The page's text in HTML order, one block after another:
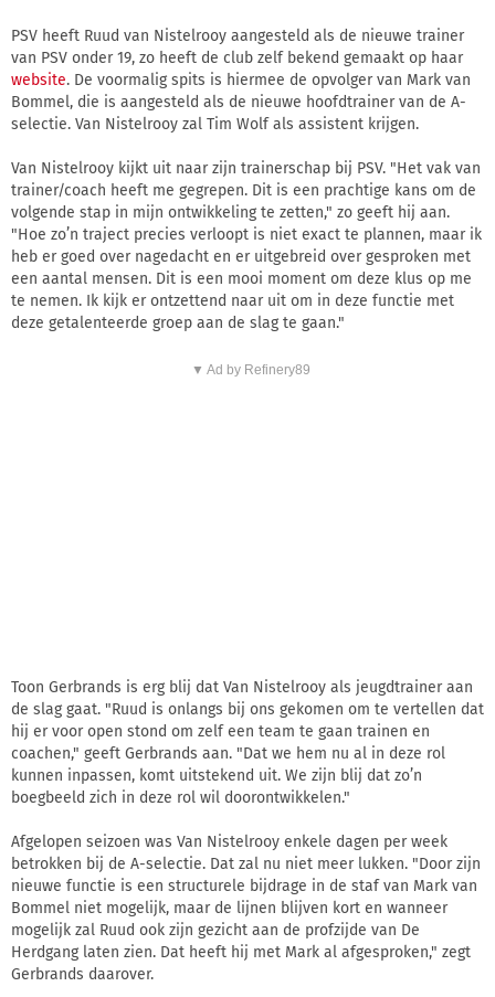
PSV heeft Ruud van Nistelrooy aangesteld als de nieuwe trainer
van PSV onder 19, zo heeft de club zelf bekend gemaakt op haar
website. De voormalig spits is hiermee de opvolger van Mark van
Bommel, die is aangesteld als de nieuwe hoofdtrainer van de A-
selectie. Van Nistelrooy zal Tim Wolf als assistent krijgen.
Van Nistelrooy kijkt uit naar zijn trainerschap bij PSV. "Het vak van
trainer/coach heeft me gegrepen. Dit is een prachtige kans om de
volgende stap in mijn ontwikkeling te zetten," zo geeft hij aan.
"Hoe zo’n traject precies verloopt is niet exact te plannen, maar ik
heb er goed over nagedacht en er uitgebreid over gesproken met
een aantal mensen. Dit is een mooi moment om deze klus op me
te nemen. Ik kijk er ontzettend naar uit om in deze functie met
deze getalenteerde groep aan de slag te gaan."
▼ Ad by Refinery89
Toon Gerbrands is erg blij dat Van Nistelrooy als jeugdtrainer aan
de slag gaat. "Ruud is onlangs bij ons gekomen om te vertellen dat
hij er voor open stond om zelf een team te gaan trainen en
coachen," geeft Gerbrands aan. "Dat we hem nu al in deze rol
kunnen inpassen, komt uitstekend uit. We zijn blij dat zo’n
boegbeeld zich in deze rol wil doorontwikkelen."
Afgelopen seizoen was Van Nistelrooy enkele dagen per week
betrokken bij de A-selectie. Dat zal nu niet meer lukken. "Door zijn
nieuwe functie is een structurele bijdrage in de staf van Mark van
Bommel niet mogelijk, maar de lijnen blijven kort en wanneer
mogelijk zal Ruud ook zijn gezicht aan de profzijde van De
Herdgang laten zien. Dat heeft hij met Mark al afgesproken," zegt
Gerbrands daarover.